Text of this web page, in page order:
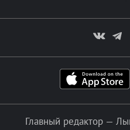
Главный редактор —